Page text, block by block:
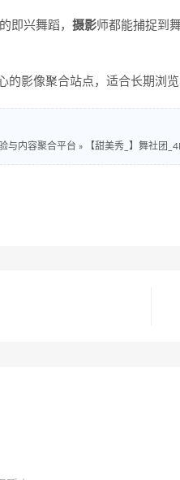
即兴舞蹈， 摄影师都能捕捉到
的影像聚合站点，适合长期浏览
与内容聚合平台 » 【甜美秀_】舞社团